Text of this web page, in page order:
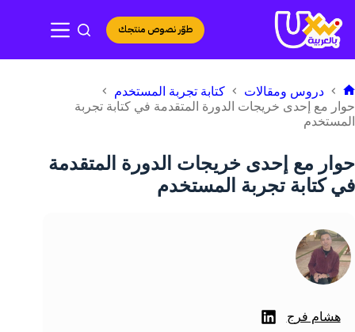
إلى
المحتوى
طوّر نصوص منتجك
الرئيسية
دروس ومقالات
كتابة تجربة المستخدم
حوار مع إحدى خريجات الدورة المتقدمة في كتابة تجربة
المستخدم
حوار مع إحدى خريجات الدورة المتقدمة
في كتابة تجربة المستخدم
هشام فرج